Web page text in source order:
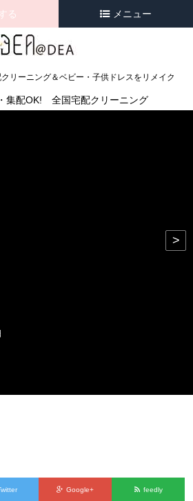
リーニング＆ベビー・子供ドレスをリメイク
る メニュー
集配OK! 全国宅配クリーニング
>
Google+ feedly